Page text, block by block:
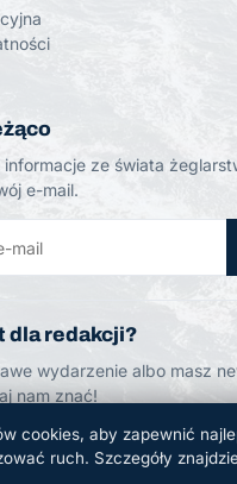
informacje ze świata
e-mail.
dla redakcji?
wydarzenie albo masz
nam znać!
cookies, aby zapewnić
ruch. Szczegóły